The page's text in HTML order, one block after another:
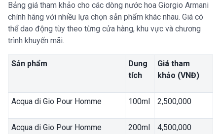
Bảng giá tham khảo cho các dòng nước hoa Giorgio Armani
chính hãng với nhiều lựa chọn sản phẩm khác nhau. Giá có
thể dao động tùy theo từng cửa hàng, khu vực và chương
trình khuyến mãi.
Sản phẩm
Dung
tích
Giá tham
khảo (VNĐ)
Acqua di Gio Pour Homme 100ml 2,500,000
Acqua di Gio Pour Homme
200ml 4,500,000